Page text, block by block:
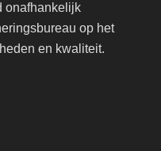
onafhankelijk
op het
en kwaliteit.